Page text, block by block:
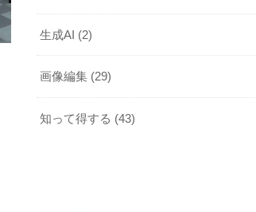
生成AI (2)
画像編集 (29)
知って得する (43)